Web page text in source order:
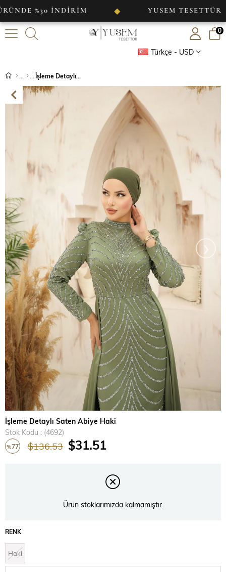
İNDİRİM ◆ YUSEM TESETTÜR ◆
Türkçe - USD
0
İşleme Detaylı Saten Abiye Haki
›
İşleme Detaylı Saten Abiye Haki
Stok Kodu
(4692)
%77 $136.53 $31.51
Ürün stoklarımızda kalmamıştır.
RENK
Haki